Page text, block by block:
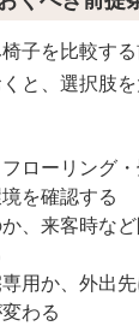
子を比較す
と、選択肢
フローリング
を確認する
か、来客時な
専用か、外出
わる